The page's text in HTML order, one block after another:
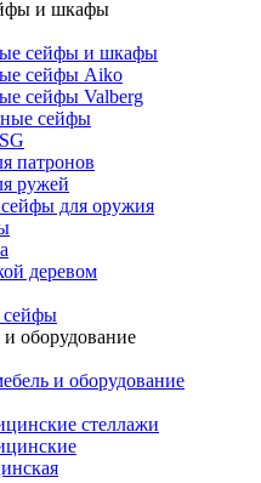
и шкафы
сейфы и шкафы
сейфы Aiko
сейфы Valberg
сейфы
патронов
ружей
для оружия
деревом
сейфы
оборудование
и оборудование
стеллажи